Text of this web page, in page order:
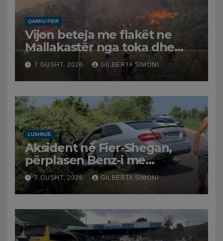
QARKU FIER
Vijon beteja me flakët ne
Mallakastër nga toka dhe
nga ajri me dy helikopterë.
7 GUSHT, 2026 GILBERTA SIMONI
LUSHNJË
Aksident në Fier-Shegan,
përplasen Benz-i me
furgonin, plagoset një i
moshuar
7 GUSHT, 2026 GILBERTA SIMONI